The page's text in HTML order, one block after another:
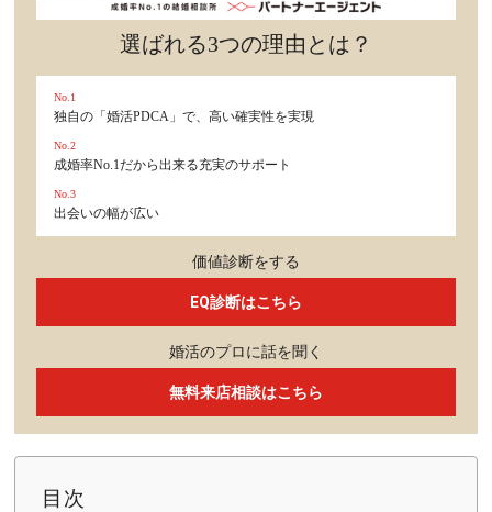
選ばれる3つの理由とは？
No.1
独自の「婚活PDCA」で、高い確実性を実現
No.2
成婚率No.1だから出来る充実のサポート
No.3
出会いの幅が広い
価値診断をする
EQ診断はこちら
婚活のプロに話を聞く
無料来店相談はこちら
目次